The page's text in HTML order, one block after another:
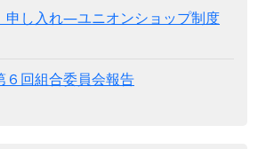
し入れ―ユニオンショップ制度
回組合委員会報告